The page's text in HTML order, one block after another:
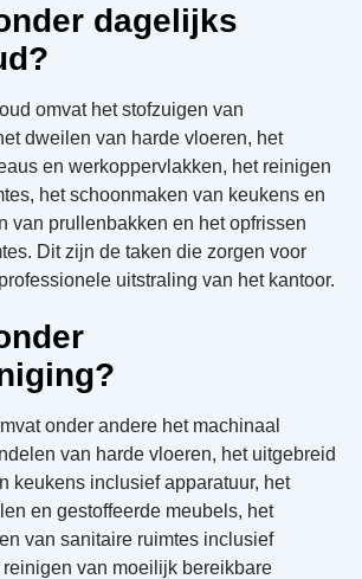
dagelijks
omvat het stofzuigen van
dweilen van harde vloeren, het
en werkoppervlakken, het reinigen
het schoonmaken van keukens en
van prullenbakken en het opfrissen
Dit zijn de taken die zorgen voor
uitstraling van het kantoor.
onder andere het machinaal
van harde vloeren, het uitgebreid
keukens inclusief apparatuur, het
en gestoffeerde meubels, het
van sanitaire ruimtes inclusief
van moeilijk bereikbare